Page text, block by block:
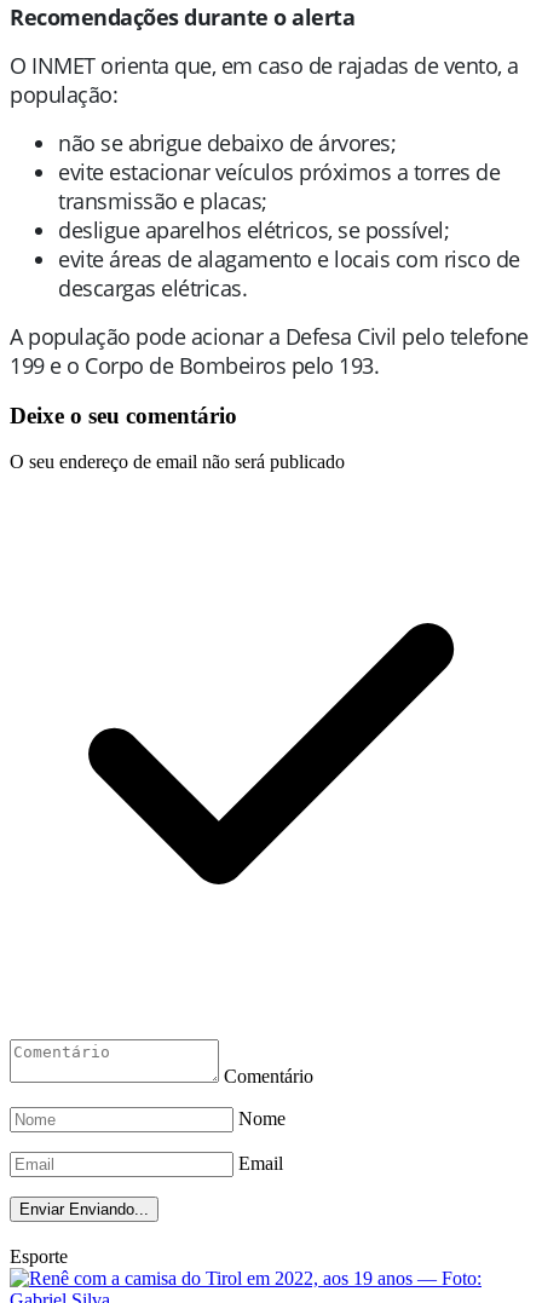
Recomendações durante o alerta
O INMET orienta que, em caso de rajadas de vento, a
população:
não se abrigue debaixo de árvores;
evite estacionar veículos próximos a torres de
transmissão e placas;
desligue aparelhos elétricos, se possível;
evite áreas de alagamento e locais com risco de
descargas elétricas.
A população pode acionar a Defesa Civil pelo telefone
199 e o Corpo de Bombeiros pelo 193.
Deixe o seu comentário
O seu endereço de email não será publicado
Comentário
Nome
Email
Enviar Enviando...
Esporte